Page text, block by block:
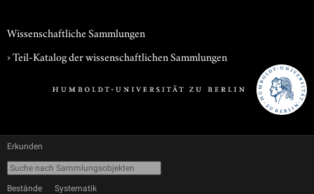
Wissenschaftliche Sammlungen
› Teil-Katalog der wissenschaftlichen Sammlungen
Erkunden
Bestände Systematik